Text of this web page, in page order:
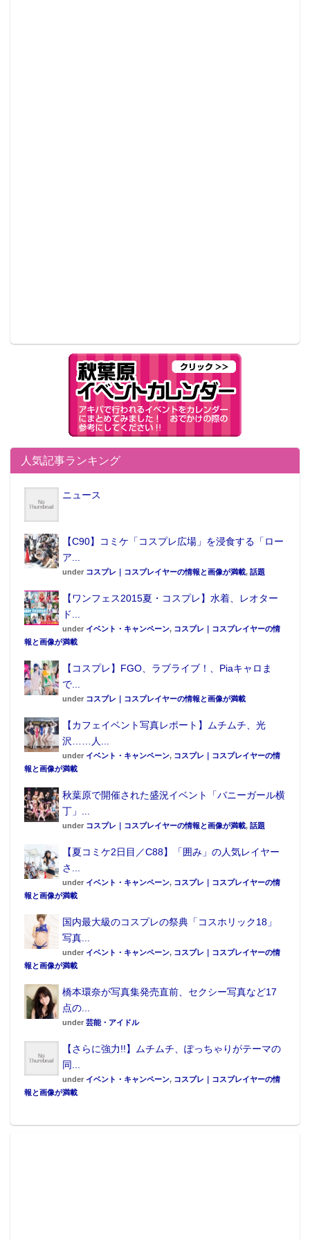
人気記事ランキング
ニュース
【C90】コミケ「コスプレ広場」を浸食する「ロー
ア...
under コスプレ｜コスプレイヤーの情報と画像が満載, 話題
【ワンフェス2015夏・コスプレ】水着、レオター
ド...
under イベント・キャンペーン, コスプレ｜コスプレイヤーの情
報と画像が満載
【コスプレ】FGO、ラブライブ！、Piaキャロま
で...
under コスプレ｜コスプレイヤーの情報と画像が満載
【カフェイベント写真レポート】ムチムチ、光
沢……人...
under イベント・キャンペーン, コスプレ｜コスプレイヤーの情
報と画像が満載
秋葉原で開催された盛況イベント「バニーガール横
丁」...
under コスプレ｜コスプレイヤーの情報と画像が満載, 話題
【夏コミケ2日目／C88】「囲み」の人気レイヤー
さ...
under イベント・キャンペーン, コスプレ｜コスプレイヤーの情
報と画像が満載
国内最大級のコスプレの祭典「コスホリック18」
写真...
under イベント・キャンペーン, コスプレ｜コスプレイヤーの情
報と画像が満載
橋本環奈が写真集発売直前、セクシー写真など17
点の...
under 芸能・アイドル
【さらに強力!!】ムチムチ、ぽっちゃりがテーマの
同...
under イベント・キャンペーン, コスプレ｜コスプレイヤーの情
報と画像が満載